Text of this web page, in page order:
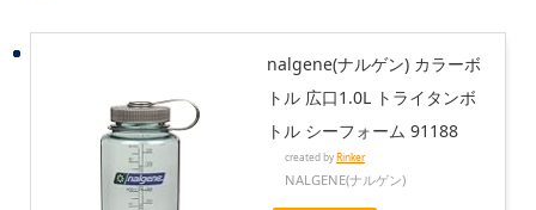
nalgene(ナルゲン) カラーボ
トル 広口1.0L トライタンボ
トル シーフォーム 91188
created byRinker
NALGENE(ナルゲン)